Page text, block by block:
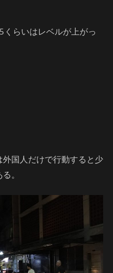
らいはレベルが上がっ
国人だけで行動すると少
。